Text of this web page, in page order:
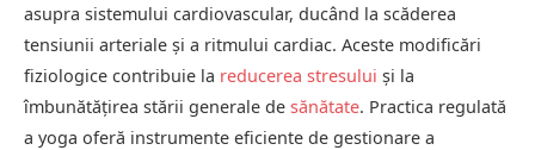
asupra sistemului cardiovascular, ducând la scăderea
tensiunii arteriale și a ritmului cardiac. Aceste modificări
fiziologice contribuie la reducerea stresului și la
îmbunătățirea stării generale de sănătate. Practica regulată
a yoga oferă instrumente eficiente de gestionare a